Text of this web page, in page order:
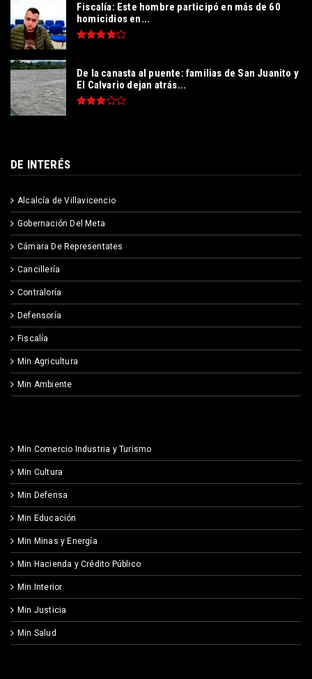
Fiscalía: Este hombre participó en más de 60
homicidios en...
De la canasta al puente: familias de San Juanito y
El Calvario dejan atrás...
DE INTERÉS
Alcalcía de Villavicencio
Gobernación Del Meta
Cámara De Representates
Cancillería
Contraloría
Defensoría
Fiscalía
Min Agricultura
Min Ambiente
Min Comercio Industria y Turismo
Min Cultura
Min Defensa
Min Educación
Min Minas y Energía
Min Hacienda y Crédito Público
Min Interior
Min Justicia
Min Salud